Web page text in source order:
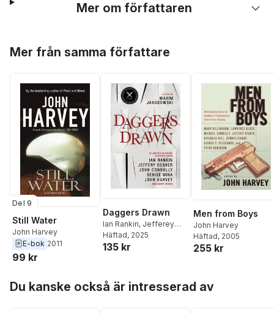
Mer om författaren
Mer från samma författare
Del 9
Still Water
John Harvey
E-bok 2011
99 kr
Daggers Drawn
Ian Rankin, Jefferey
Deaver ,John Connolly
John Harvey
Häftad, 2025
135 kr
Men from Boys
John Harvey
Häftad, 2005
255 kr
Du kanske också är intresserad av